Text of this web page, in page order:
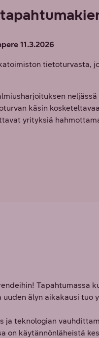
11.3.2026
tietoturvasta,
käsin
yrityksiä
Tapahtumassa
älyn aikakausi tuo
ja teknologian
on käytännönläheistä